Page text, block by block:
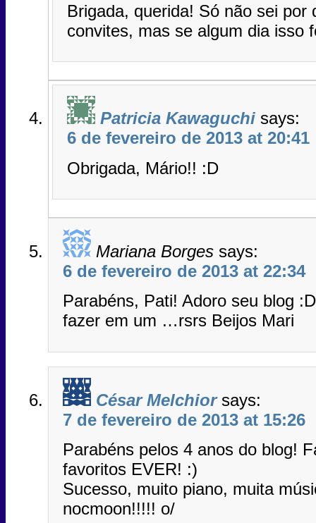
Brigada, querida! Só não sei por
convites, mas se algum dia
Patricia Kawaguchi says:
6 de fevereiro de 2013 at 20:41
Obrigada, Mário!! :D
Mariana Borges says:
6 de fevereiro de 2013 at 22:34
Parabéns, Pati! Adoro seu blog
fazer em um …rsrs Beijos Mari
César Melchior says:
7 de fevereiro de 2013 at 15:26
Parabéns pelos 4 anos do blog!
favoritos EVER! :)
Sucesso, muito piano, muita
nocmoon!!!!! o/